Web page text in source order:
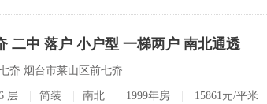
二中 落户 小户型 一梯两户 南北通透
夼 烟台市莱山区前七夼
层 简装 南北 1999年房 15861元/平米